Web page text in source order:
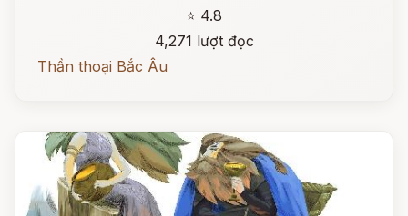
⭐ 4.8
4,271 lượt đọc
Thần thoại Bắc Âu